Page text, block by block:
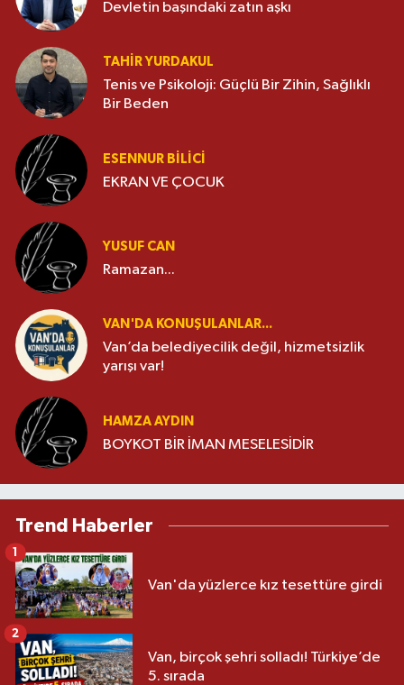
Devletin başındaki zatın aşkı
TAHIR YURDAKUL
Tenis ve Psikoloji: Güçlü Bir Zihin, Sağlıklı
Bir Beden
ESENNUR BİLİCİ
EKRAN VE ÇOCUK
YUSUF CAN
Ramazan...
VAN'DA KONUŞULANLAR...
Van’da belediyecilik değil, hizmetsizlik
yarışı var!
HAMZA AYDIN
BOYKOT BİR İMAN MESELESİDİR
Trend Haberler
Van'da yüzlerce kız tesettüre girdi
1
Van, birçok şehri solladı! Türkiye’de
5. sırada
2